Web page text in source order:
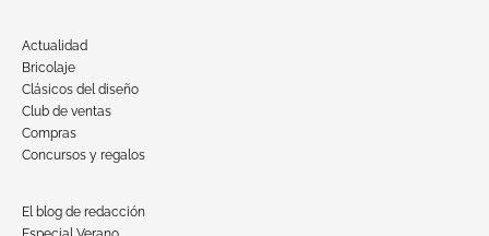
Actualidad
Bricolaje
Clásicos del diseño
Club de ventas
Compras
Concursos y regalos
El blog de redacción